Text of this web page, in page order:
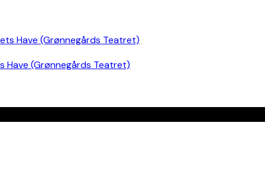
Have (Grønnegårds Teatret)